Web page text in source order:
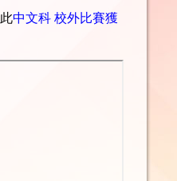
中文科 校外比賽獲